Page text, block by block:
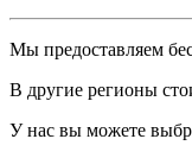
Мы предоставляем
В другие регионы
У нас вы можете